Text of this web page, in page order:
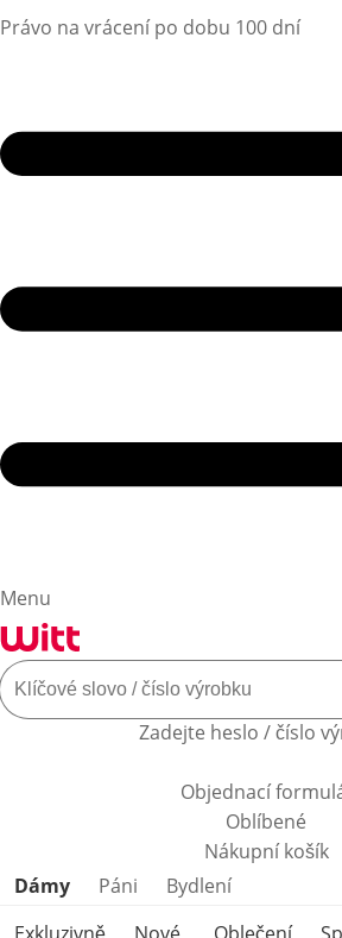
Právo na vrácení po dobu 100 dní
Menu
Zadejte heslo / číslo
Objednací
Oblíbené
Nákupní košík
Přeskočit kategorie produktů
Dámy Páni
Bydlení